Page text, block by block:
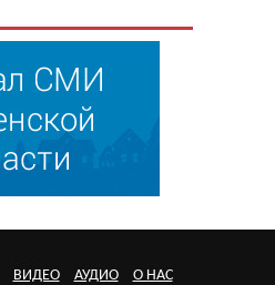
ВИДЕО АУДИО О НАС